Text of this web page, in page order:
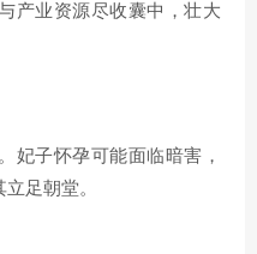
产业资源尽收囊中，壮大
妃子怀孕可能面临暗害，
足朝堂。